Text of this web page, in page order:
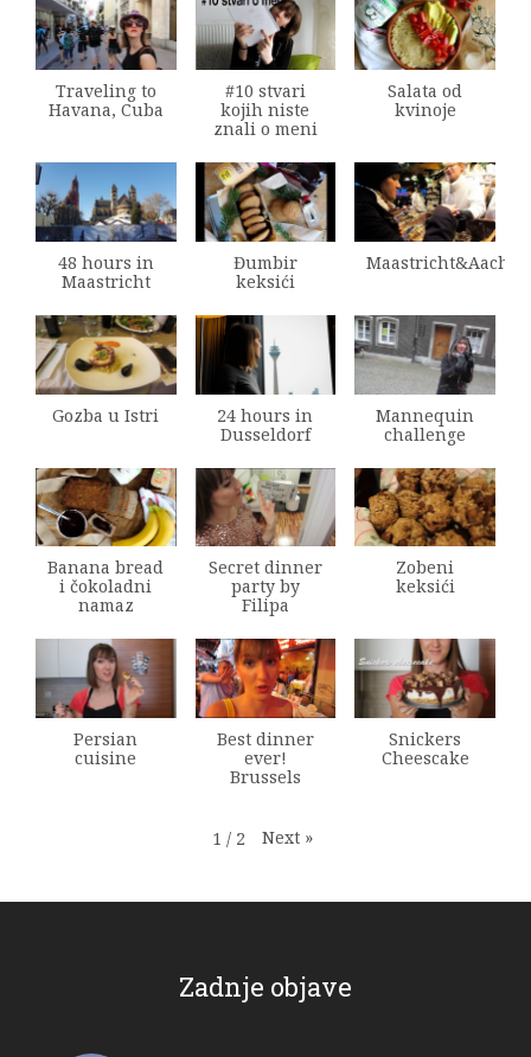
Traveling to
Havana, Cuba
#10 stvari
kojih niste
znali o meni
Salata od
kvinoje
48 hours in
Maastricht
Đumbir
keksići
Maastricht&Aachen
Gozba u Istri
24 hours in
Dusseldorf
Mannequin
challenge
Banana bread
i čokoladni
namaz
Secret dinner
party by
Filipa
Zobeni
keksići
Persian
cuisine
Best dinner
ever!
Brussels
Snickers
Cheescake
1 / 2 Next »
Zadnje objave